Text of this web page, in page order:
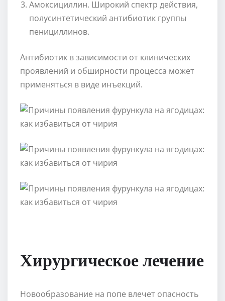
Амоксициллин. Широкий спектр действия,
полусинтетический антибиотик группы
пенициллинов.
Антибиотик в зависимости от клинических
проявлений и обширности процесса может
применяться в виде инъекций.
Хирургическое лечение
Новообразование на попе влечет опасность